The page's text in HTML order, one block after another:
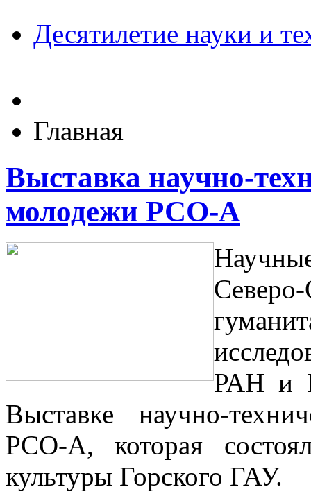
Десятилетие науки и
Главная
Выставка научно-
молодежи РСО-А
РАН и
Выставке научно-
РСО-А, которая
культуры Горского ГАУ.